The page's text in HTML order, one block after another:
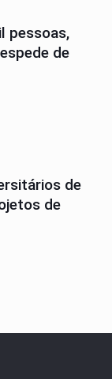
pessoas,
de
de
de